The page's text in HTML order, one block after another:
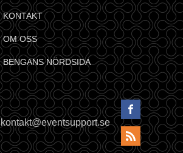
KONTAKT
OM OSS
BENGANS NÖRDSIDA
kontakt@eventsupport.se